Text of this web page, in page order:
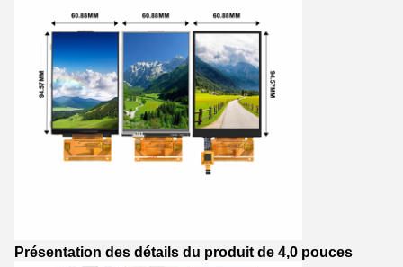
Présentation des détails du produit de 4,0 pouces